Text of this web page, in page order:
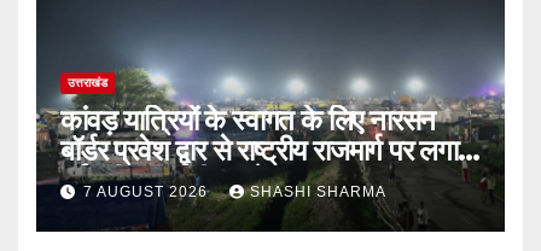
उत्तराखंड
कांवड़ यात्रियों के स्वागत के लिए नारसन
बॉर्डर प्रवेश द्वार से राष्ट्रीय राजमार्ग पर लगाई
गई रंगीन एलईडी लाइटें
7 AUGUST 2026 SHASHI SHARMA